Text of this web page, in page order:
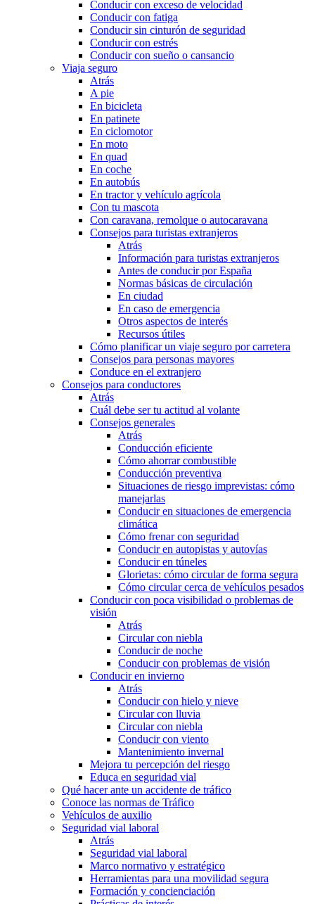
Conducir con exceso de velocidad
Conducir con fatiga
Conducir sin cinturón de seguridad
Conducir con estrés
Conducir con sueño o cansancio
Viaja seguro
Atrás
A pie
En bicicleta
En patinete
En ciclomotor
En moto
En quad
En coche
En autobús
En tractor y vehículo agrícola
Con tu mascota
Con caravana, remolque o autocaravana
Consejos para turistas extranjeros
Atrás
Información para turistas extranjeros
Antes de conducir por España
Normas básicas de circulación
En ciudad
En caso de emergencia
Otros aspectos de interés
Recursos útiles
Cómo planificar un viaje seguro por carretera
Consejos para personas mayores
Conduce en el extranjero
Consejos para conductores
Atrás
Cuál debe ser tu actitud al volante
Consejos generales
Atrás
Conducción eficiente
Cómo ahorrar combustible
Conducción preventiva
Situaciones de riesgo imprevistas: cómo
manejarlas
Conducir en situaciones de emergencia
climática
Cómo frenar con seguridad
Conducir en autopistas y autovías
Conducir en túneles
Glorietas: cómo circular de forma segura
Cómo circular cerca de vehículos pesados
Conducir con poca visibilidad o problemas de
visión
Atrás
Circular con niebla
Conducir de noche
Conducir con problemas de visión
Conducir en invierno
Atrás
Conducir con hielo y nieve
Circular con lluvia
Circular con niebla
Conducir con viento
Mantenimiento invernal
Mejora tu percepción del riesgo
Educa en seguridad vial
Qué hacer ante un accidente de tráfico
Conoce las normas de Tráfico
Vehículos de auxilio
Seguridad vial laboral
Atrás
Seguridad vial laboral
Marco normativo y estratégico
Herramientas para una movilidad segura
Formación y concienciación